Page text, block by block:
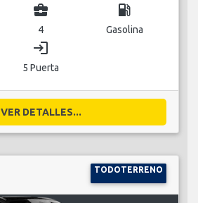
business_center
4
local_gas_station
Gasolina
login
5 Puerta
VER DETALLES...
TODOTERRENO